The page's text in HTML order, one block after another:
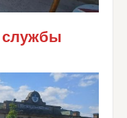
службы